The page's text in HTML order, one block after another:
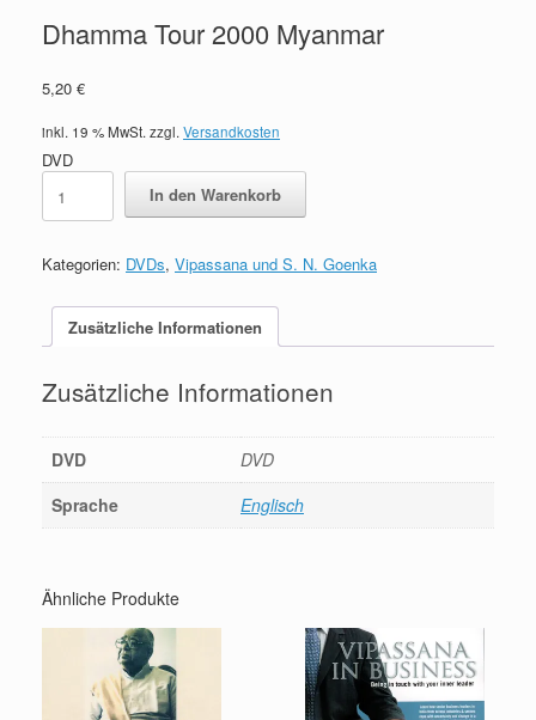
Dhamma Tour 2000 Myanmar
5,20 €
inkl. 19 % MwSt. zzgl. Versandkosten
DVD
Dhamma
Tour
2000
Menge
In den Warenkorb
Kategorien: DVDs, Vipassana und S. N. Goenka
Zusätzliche Informationen
Zusätzliche Informationen
DVD
DVD
Sprache
Englisch
Ähnliche Produkte